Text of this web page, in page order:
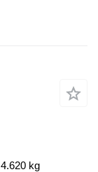
4.620 kg